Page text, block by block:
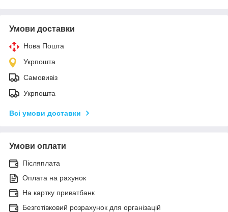
Умови доставки
Нова Пошта
Укрпошта
Самовивіз
Укрпошта
Всі умови доставки
Умови оплати
Післяплата
Оплата на рахунок
На картку приватбанк
Безготівковий розрахунок для організацій